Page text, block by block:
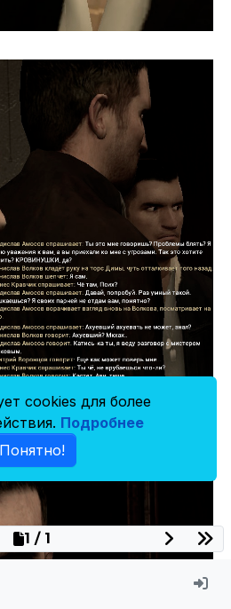
1 / 1
cookies для более
Подробнее
Понятно!